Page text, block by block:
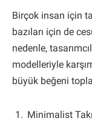
Birçok insan için
bazıları için de
nedenle,
modelleriyle
büyük beğeni
Minimalist